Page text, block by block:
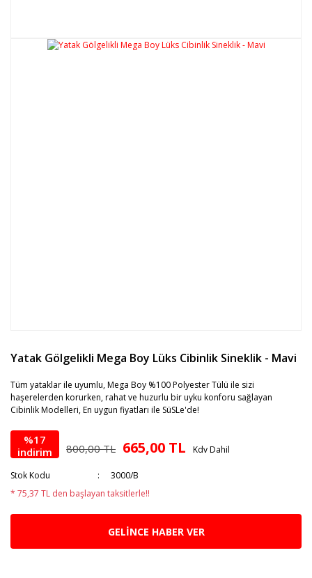
Yatak Gölgelikli Mega Boy Lüks Cibinlik Sineklik - Mavi
Tüm yataklar ile uyumlu, Mega Boy %100 Polyester Tülü ile sizi
haşerelerden korurken, rahat ve huzurlu bir uyku konforu sağlayan
Cibinlik Modelleri, En uygun fiyatları ile SüSLe'de!
%17
indirim
800,00 TL 665,00 TL Kdv Dahil
Stok Kodu
3000/B
* 75,37 TL den başlayan taksitlerle!!
GELİNCE HABER VER